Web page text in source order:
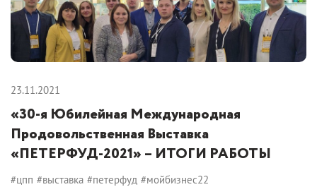
23.11.2021
«30-я Юбилейная Международная
Продовольственная Выставка
«ПЕТЕРФУД-2021» – ИТОГИ РАБОТЫ
#цпп #выставка #петерфуд #мойбизнес22